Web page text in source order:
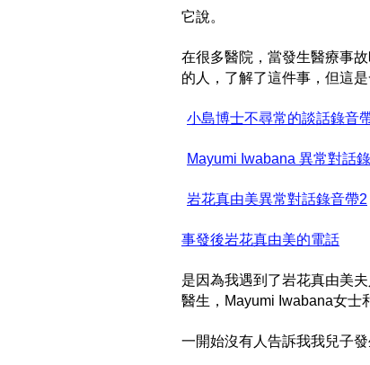
它說。
在很多醫院，當發生醫療事
的人，了解了這件事，但這是
小島博士不尋常的談話錄音
Mayumi Iwabana 異常對話
岩花真由美異常對話錄音帶2
事發後岩花真由美的電話
是因為我遇到了岩花真由美
醫生，Mayumi Iwabana女士
一開始沒有人告訴我我兒子發